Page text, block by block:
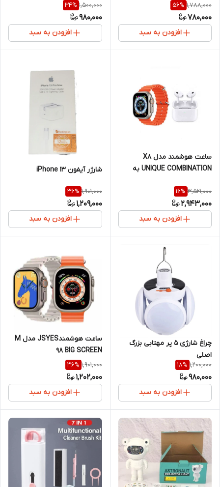
1,788,000
56%
780,000
افزودن به سبد
1,500,000
34%
980,000
افزودن به سبد
ساعت هوشمند مدل X8
UNIQUE COMBINATION به
3,521,000
16%
2,943,000
افزودن به سبد
شارژر آیفون iPhone 13
1,901,000
36%
1,209,000
افزودن به سبد
چراغ شارژی ۵ پر مهتابی بزرگ
اصلی
1,200,000
18%
980,000
افزودن به سبد
ساعت هوشمندJSYES مدل M
98 BIG SCREEN
1,901,000
36%
1,202,000
افزودن به سبد